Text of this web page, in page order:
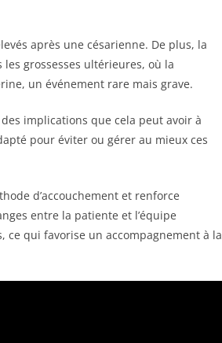
après une césarienne. De plus, la
grossesses ultérieures, où la
un événement rare mais grave.
implications que cela peut avoir à
pour éviter ou gérer au mieux ces
d’accouchement et renforce
entre la patiente et l’équipe
ce qui favorise un accompagnement à la